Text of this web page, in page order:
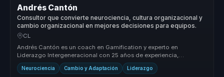
Andrés Cantón
Consultor que convierte neurociencia, cultura organizacional y
cambio organizacional en mejores decisiones para equipos.
CL
Andrés Cantón es un coach en Gamification y experto en
Liderazgo Intergeneracional con 25 años de experiencia,
habiendo asesorado a más d...
Neurociencia Cambio y Adaptación Liderazgo